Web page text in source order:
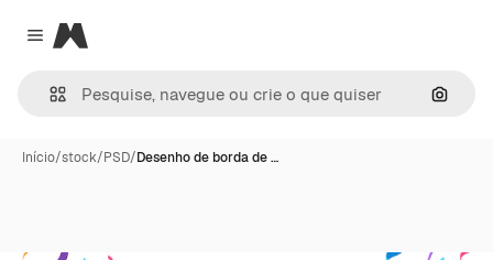
Close menu
Magnific
Início/stock/PSD/Desenho de borda de …